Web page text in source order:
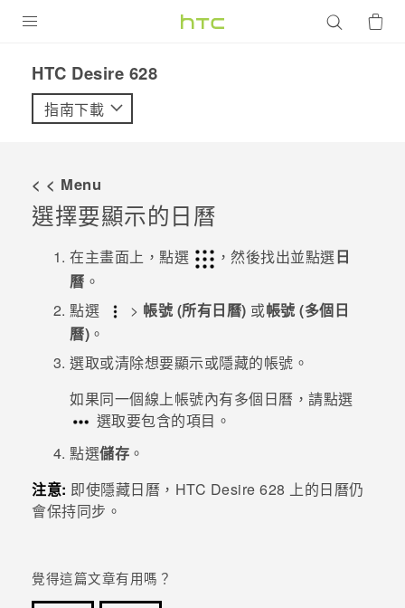
VIVE
優惠專區
焦點訊息
校園專案
企業採購
銷售門市
銷售通路
支援服務
VIVELAND
HTC Desire 628‎
指南下載
< < Menu
選擇要顯示的日曆
在主畫面上，點選 ，然後找出並點選日
曆 。
點選
> 帳號 (所有日曆) 或帳號 (多個日
曆) 。
選取或清除想要顯示或隱藏的帳號。
如果同一個線上帳號內有多個日曆，請點選
選取要包含的項目。
點選儲存 。
注意: 即使隱藏日曆， HTC Desire 628 上的日曆仍
會保持同步。
覺得這篇文章有用嗎？